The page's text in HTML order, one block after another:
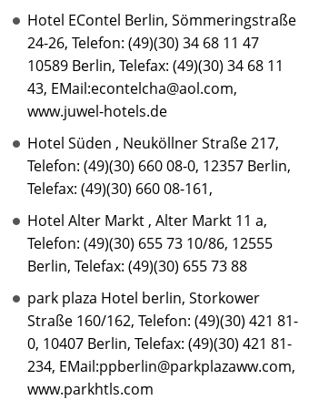
Hotel EContel Berlin, Sömmeringstraße
24-26, Telefon: (49)(30) 34 68 11 47
10589 Berlin, Telefax: (49)(30) 34 68 11
43, EMail:econtelcha@aol.com,
www.juwel-hotels.de
Hotel Süden , Neuköllner Straße 217,
Telefon: (49)(30) 660 08-0, 12357 Berlin,
Telefax: (49)(30) 660 08-161,
Hotel Alter Markt , Alter Markt 11 a,
Telefon: (49)(30) 655 73 10/86, 12555
Berlin, Telefax: (49)(30) 655 73 88
park plaza Hotel berlin, Storkower
Straße 160/162, Telefon: (49)(30) 421 81-
0, 10407 Berlin, Telefax: (49)(30) 421 81-
234, EMail:ppberlin@parkplazaww.com,
www.parkhtls.com